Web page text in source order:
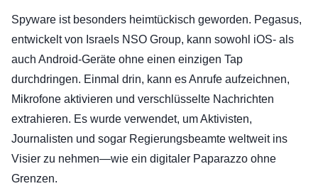
Spyware ist besonders heimtückisch geworden. Pegasus,
entwickelt von Israels NSO Group, kann sowohl iOS- als
auch Android-Geräte ohne einen einzigen Tap
durchdringen. Einmal drin, kann es Anrufe aufzeichnen,
Mikrofone aktivieren und verschlüsselte Nachrichten
extrahieren. Es wurde verwendet, um Aktivisten,
Journalisten und sogar Regierungsbeamte weltweit ins
Visier zu nehmen—wie ein digitaler Paparazzo ohne
Grenzen.